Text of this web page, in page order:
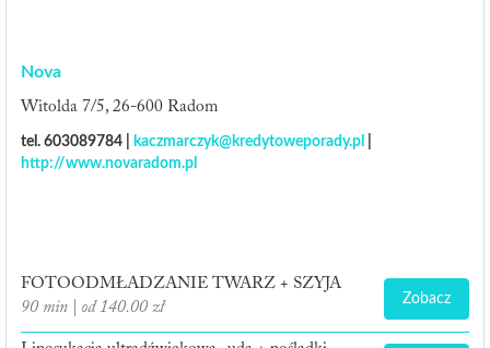
Nova
Witolda 7/5, 26-600 Radom
tel. 603089784 | kaczmarczyk@kredytoweporady.pl
http://www.novaradom.pl
Zobacz
FOTOODMŁADZANIE TWARZ + SZYJA
90 min | od 140.00 zł